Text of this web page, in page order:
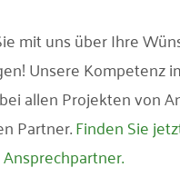
mit uns über Ihre
Unsere Kompetenz
allen Projekten von
Partner.Finden Sie